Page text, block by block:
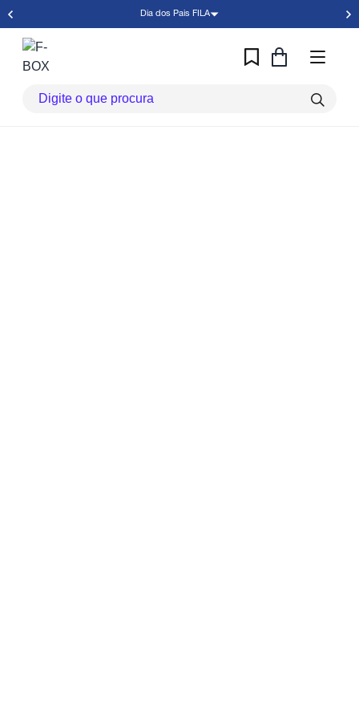
Dia dos Pais FILA